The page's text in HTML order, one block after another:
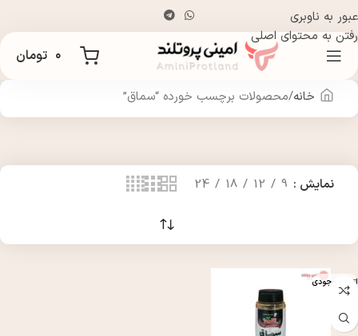
عبور به ناوبری
رفتن به محتوای اصلی
۰ تومان
خانه محصولات برچسب خورده “سماق”
نمایش 9
12
18
24
اتمام موجودی